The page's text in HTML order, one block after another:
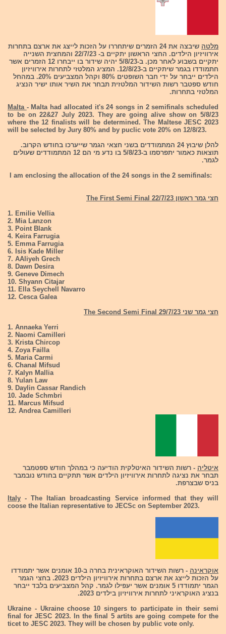
מלטה
שיבצה את 24 הזמרים שיתחררו על הזכות לייצג את ארצם בתחרות
אירוויזיון הילדים. החצי הראשון יתקיים ב- 22/7/23 והמחצית השנייה
יתקיים בשבוע לאחר מכן. ב-5/8/23 יהיה שידור בו ייבחרו 12 הזמרים אשר
חתמודדו בגמר שיתקיים ב-12/8/23. המציג המלטזי לתחרות אירוויזיון
הילדים ייבחר על ידי חבר השופטים 80% וקהל המצביעים 20%. במהחל
חודש ספטבר רשות השידור המלטזית תבחר את השיר אותו ישיר הנציג
המלטזי בתחרות.
Malta - Malta had allocated it's 24 songs in 2 semifinals scheduled
to be on 22&27 July 2023. They are going alive show on 5/8/23
where the 12 finalists will be determined. The Maltese JESC 2023
will be selected by Jury 80% and by puclic vote 20% on 12/8/23.
להלן שיבוץ 24 המתמודדים בשני חצאי הגמר שייערכו בחודש הקרוב.
תוצאות כאמור יתפרסמו ב-5/8/23 בו נדע מי הם 12 המתמודדים שעולים
לגמר.
I am enclosing the allocation of the 24 songs in the 2 semifinals:
חצי גמר ראשון 22/7/23 The First Semi Final
1. Emilie Vellia
2. Mia Lanzon
3. Point Blank
4. Keira Farrugia
5. Emma Farrugia
6. Isis Kade Miller
7. AAliyeh Grech
8. Dawn Desira
9. Geneve Dimech
10. Shyann Citajar
11. Ella Seychell Navarro
12. Cesca Galea
חצי גמר שני 29/7/23 The Second Semi Final
1. Annaeka Yerri
2. Naomi Camilleri
3. Krista Chircop
4. Zoya Failla
5. Maria Carmi
6. Chanal Mifsud
7. Kalyn Mallia
8. Yulan Law
9. Daylin Cassar Randich
10. Jade Schmbri
11. Marcus Mifsud
12. Andrea Camilleri
איטליה - רשות השידור האיטלקית הודיעה כי במהלך חודש ספטמבר
תבחר את נציגה לתחרות אירוויזיון הילדים אשר תתקיים בחודש נובמבר
בניס שבצרפת.
Italy - The Italian broadcasting Service informed that they will
coose the Italian representative to JECSc on September 2023.
אוקראינה
- רשות השידור האוקראינית בחרה ב-10 אומנים אשר יתמודדו
על הזכות לייצג את ארצם בתחרות אירוויזיון הילדים 2023. בחצי הגמר
הגמר יתמודדו 5 אומנים אשר יעפילו לגמר. קהל המצביעים בלבד ייבחר
בנציג האוקראיני לתחרות אירוויזיון בילדים 2023.
Ukraine - Ukraine choose 10 singers to participate in their semi
final for JESC 2023. In the final 5 artits are going compete for the
ticet to JESC 2023. They will be chosen by public vote only.